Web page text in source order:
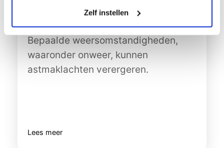
Zelf instellen
Wist je dat onweer astmaklachten kan
Bepaalde weersomstandigheden,
waaronder onweer, kunnen
astmaklachten verergeren.
Lees meer